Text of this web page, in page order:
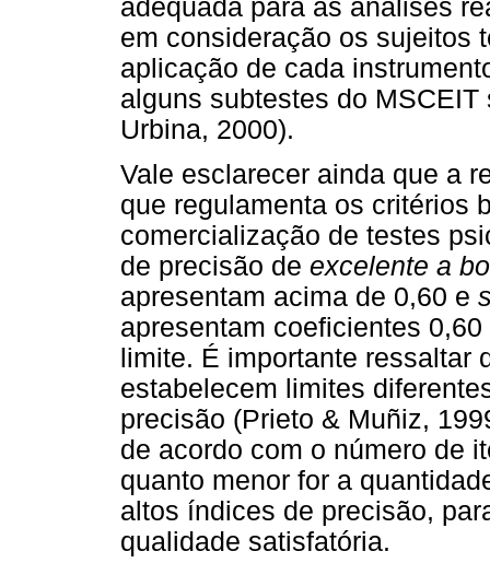
adequada para as análises
em consideração os sujeitos
aplicação de cada
alguns subtestes do
Urbina, 2000).
Vale esclarecer ainda que a
que regulamenta os critérios
comercialização de testes
de precisão de excelente a
apresentam acima de 0,60 e
apresentam coeficientes
limite. É importante ressaltar
estabelecem limites
precisão (Prieto & Muñiz,
de acordo com o número de
quanto menor for a
altos índices de precisão,
qualidade satisfatória.